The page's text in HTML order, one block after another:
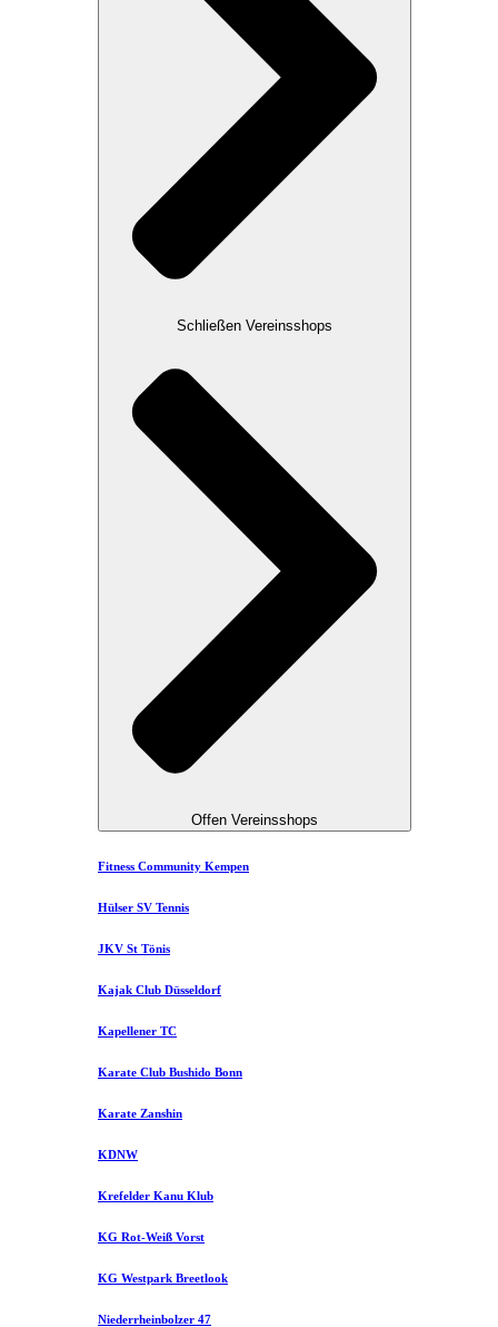
Schließen Vereinsshops
Offen Vereinsshops
Fitness Community Kempen
Hülser SV Tennis
JKV St Tönis
Kajak Club Düsseldorf
Kapellener TC
Karate Club Bushido Bonn
Karate Zanshin
KDNW
Krefelder Kanu Klub
KG Rot-Weiß Vorst
KG Westpark Breetlook
Niederrheinbolzer 47